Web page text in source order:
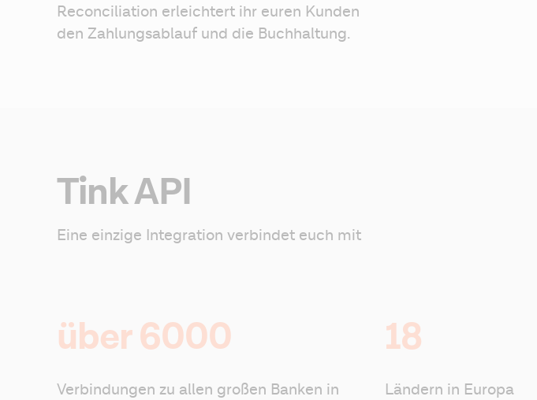
Reconciliation erleichtert ihr euren Kunden
den Zahlungsablauf und die Buchhaltung.
Tink API
Eine einzige Integration verbindet euch mit
über 6000
Verbindungen zu allen großen Banken in
18
Ländern in Europa